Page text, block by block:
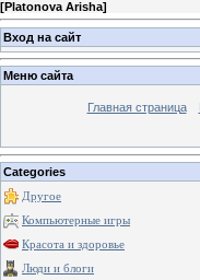
[Platonova Arisha]
Вход на сайт
Меню сайта
Главная страница
Categories
Другое
Компьютерные игры
Красота и здоровье
Люди и блоги